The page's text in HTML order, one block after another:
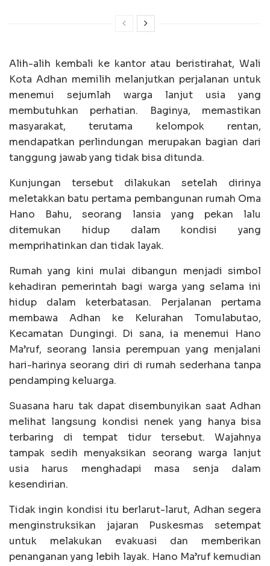
Alih-alih kembali ke kantor atau beristirahat, Wali
Kota Adhan memilih melanjutkan perjalanan untuk
menemui sejumlah warga lanjut usia yang
membutuhkan perhatian. Baginya, memastikan
masyarakat, terutama kelompok rentan,
mendapatkan perlindungan merupakan bagian dari
tanggung jawab yang tidak bisa ditunda.
Kunjungan tersebut dilakukan setelah dirinya
meletakkan batu pertama pembangunan rumah Oma
Hano Bahu, seorang lansia yang pekan lalu
ditemukan hidup dalam kondisi yang
memprihatinkan dan tidak layak.
Rumah yang kini mulai dibangun menjadi simbol
kehadiran pemerintah bagi warga yang selama ini
hidup dalam keterbatasan. Perjalanan pertama
membawa Adhan ke Kelurahan Tomulabutao,
Kecamatan Dungingi. Di sana, ia menemui Hano
Ma’ruf, seorang lansia perempuan yang menjalani
hari-harinya seorang diri di rumah sederhana tanpa
pendamping keluarga.
Suasana haru tak dapat disembunyikan saat Adhan
melihat langsung kondisi nenek yang hanya bisa
terbaring di tempat tidur tersebut. Wajahnya
tampak sedih menyaksikan seorang warga lanjut
usia harus menghadapi masa senja dalam
kesendirian.
Tidak ingin kondisi itu berlarut-larut, Adhan segera
menginstruksikan jajaran Puskesmas setempat
untuk melakukan evakuasi dan memberikan
penanganan yang lebih layak. Hano Ma’ruf kemudian